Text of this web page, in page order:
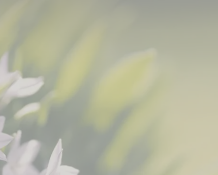
erreicht neuen Meilenstein